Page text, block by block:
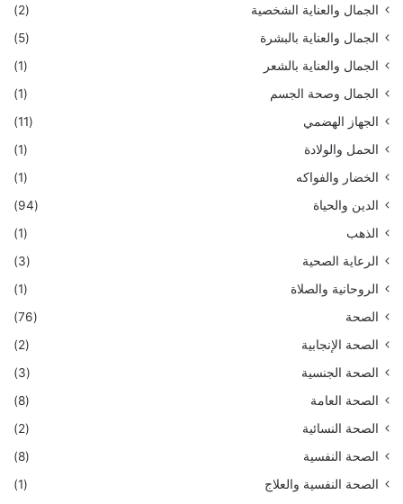
الجمال والعناية الشخصية
(2)
الجمال والعناية بالبشرة
(5)
الجمال والعناية بالشعر
(1)
الجمال وصحة الجسم
(1)
الجهاز الهضمي
(11)
الحمل والولادة
(1)
الخضار والفواكه
(1)
الدين والحياة
(94)
الذهب
(1)
الرعاية الصحية
(3)
الروحانية والصلاة
(1)
الصحة
(76)
الصحة الإنجابية
(2)
الصحة الجنسية
(3)
الصحة العامة
(8)
الصحة النسائية
(2)
الصحة النفسية
(8)
الصحة النفسية والعلاج
(1)